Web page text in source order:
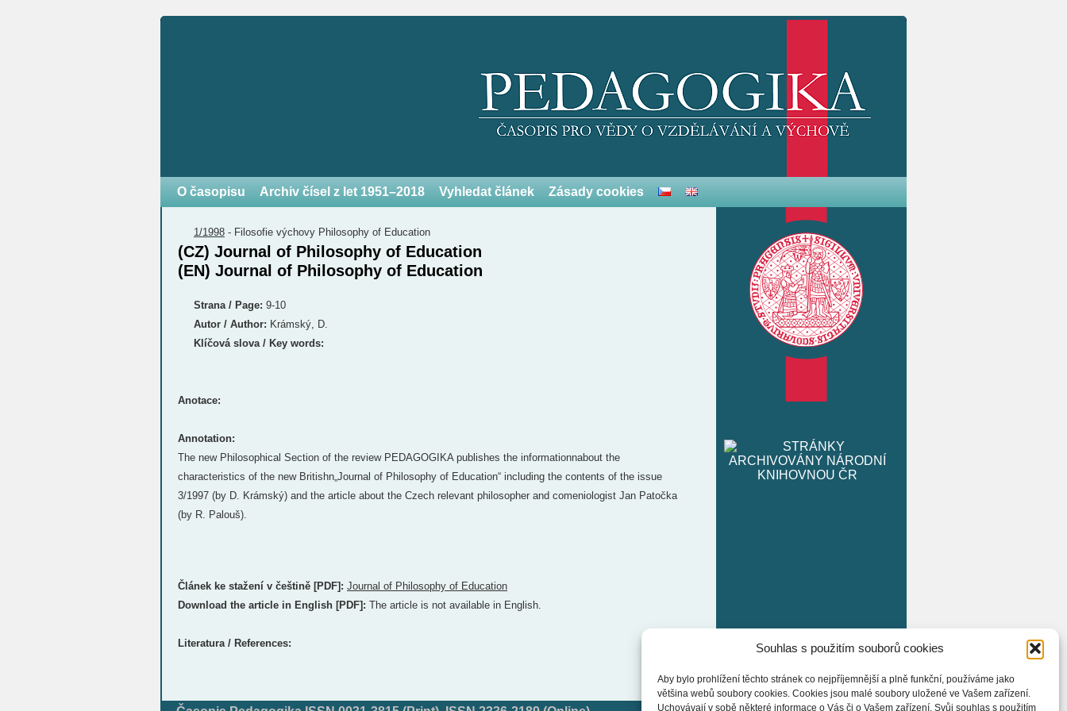
Souhlas s použitím souborů cookies
Aby bylo prohlížení těchto stránek co nejpříjemnější a plně funkční, používáme jako
většina webů soubory cookies. Cookies jsou malé soubory uložené ve Vašem zařízení.
Uchovávají v sobě některé informace o Vás či o Vašem zařízení. Svůj souhlas s použitím
O časopisu Archiv čísel z let 1951–2018 Vyhledat článek Zásady cookies
1/1998 - Filosofie výchovy Philosophy of Education
(CZ) Journal of Philosophy of Education
(EN) Journal of Philosophy of Education
Strana / Page: 9-10
Autor / Author: Krámský, D.
Klíčová slova / Key words:
Anotace:
Annotation:
The new Philosophical Section of the review PEDAGOGIKA publishes the informationnabout the
characteristics of the new Britishn„Journal of Philosophy of Education“ including the contents of the issue
3/1997 (by D. Krámský) and the article about the Czech relevant philosopher and comeniologist Jan Patočka
(by R. Palouš).
Článek ke stažení v češtině [PDF]: Journal of Philosophy of Education
Download the article in English [PDF]: The article is not available in English.
Literatura / References: